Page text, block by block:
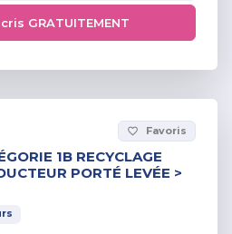
GRATUITEMENT
favorite_border Favoris
1B RECYCLAGE
PORTÉ LEVÉE >